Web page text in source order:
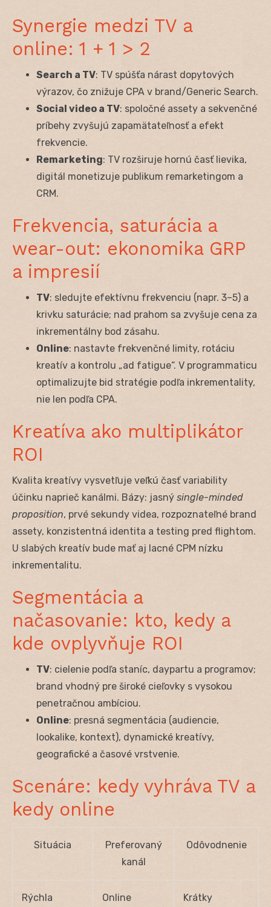
Synergie medzi TV a
online: 1 + 1 > 2
Search a TV: TV spúšťa nárast dopytových
výrazov, čo znižuje CPA v brand/Generic Search.
Social video a TV: spoločné assety a sekvenčné
príbehy zvyšujú zapamätateľnosť a efekt
frekvencie.
Remarketing: TV rozširuje hornú časť lievika,
digitál monetizuje publikum remarketingom a
CRM.
Frekvencia, saturácia a
wear-out: ekonomika GRP
a impresií
TV: sledujte efektívnu frekvenciu (napr. 3–5) a
krivku saturácie; nad prahom sa zvyšuje cena za
inkrementálny bod zásahu.
Online: nastavte frekvenčné limity, rotáciu
kreatív a kontrolu „ad fatigue“. V programmaticu
optimalizujte bid stratégie podľa inkrementality,
nie len podľa CPA.
Kreatíva ako multiplikátor
ROI
Kvalita kreatívy vysvetľuje veľkú časť variability
účinku naprieč kanálmi. Bázy: jasný single-minded
proposition, prvé sekundy videa, rozpoznateľné brand
assety, konzistentná identita a testing pred flightom.
U slabých kreatív bude mať aj lacné CPM nízku
inkrementalitu.
Segmentácia a
načasovanie: kto, kedy a
kde ovplyvňuje ROI
TV: cielenie podľa staníc, daypartu a programov;
brand vhodný pre široké cieľovky s vysokou
penetračnou ambíciou.
Online: presná segmentácia (audiencie,
lookalike, kontext), dynamické kreatívy,
geografické a časové vrstvenie.
Scenáre: kedy vyhráva TV a
kedy online
Situácia
Preferovaný
kanál
Odôvodnenie
Rýchla Online Krátky